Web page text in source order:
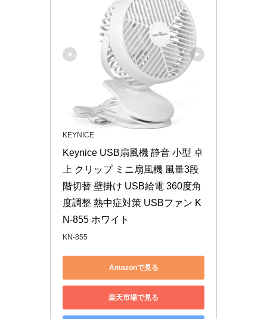
KEYNICE
Keynice USB扇風機 静音 小型 卓
上 クリップ ミニ扇風機 風量3段
階切替 壁掛け USB給電 360度角
度調整 熱中症対策 USBファン K
N-855 ホワイト
KN-855
Amazonで見る
楽天市場で見る